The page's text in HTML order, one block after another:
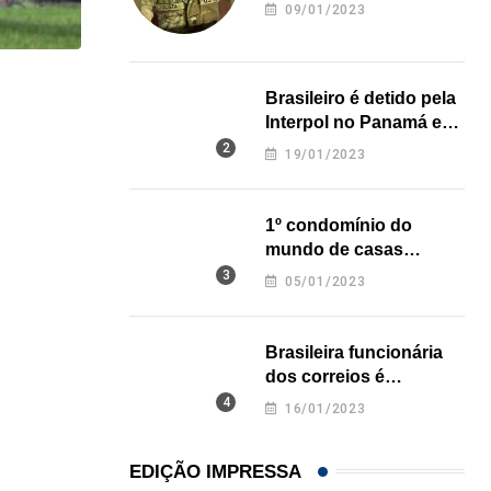
Açaí é reconhecido oficialmente como fruto
09/01/2023
Brasileiro é detido pela
Interpol no Panamá e
pode pegar prisão
19/01/2023
1º condomínio do
mundo de casas
impressas em 3D é
05/01/2023
Brasileira funcionária
dos correios é
assassinada a facadas
16/01/2023
EDIÇÃO IMPRESSA